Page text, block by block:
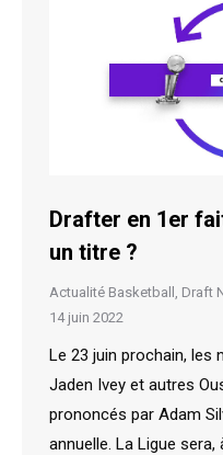
Drafter en 1er
un titre ?
Actualité Basketball Draft
14 juin 2022
Le 23 juin prochain, les
Jaden Ivey et autres
prononcés par Adam
annuelle. La Ligue sera,